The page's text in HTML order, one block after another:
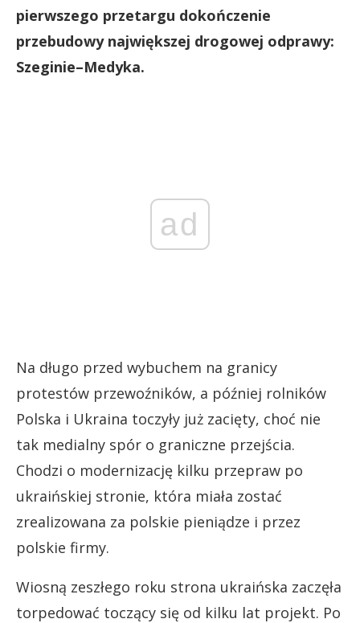
pierwszego przetargu dokończenie
przebudowy największej drogowej odprawy:
Szeginie–Medyka.
ad
Na długo przed wybuchem na granicy
protestów przewoźników, a później rolników
Polska i Ukraina toczyły już zacięty, choć nie
tak medialny spór o graniczne przejścia.
Chodzi o modernizację kilku przepraw po
ukraińskiej stronie, która miała zostać
zrealizowana za polskie pieniądze i przez
polskie firmy.
Wiosną zeszłego roku strona ukraińska zaczęła
torpedować toczący się od kilku lat projekt. Po